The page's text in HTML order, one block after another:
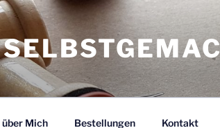
über Mich Bestellungen Kontakt